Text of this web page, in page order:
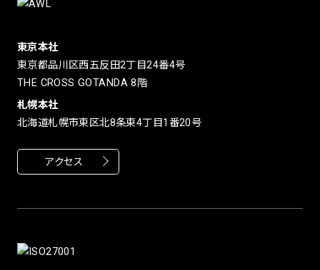
東京本社
東京都品川区西五反田2丁目24番4号
THE CROSS GOTANDA 8階
札幌本社
北海道札幌市東区北8条東4丁目1番20号
アクセス